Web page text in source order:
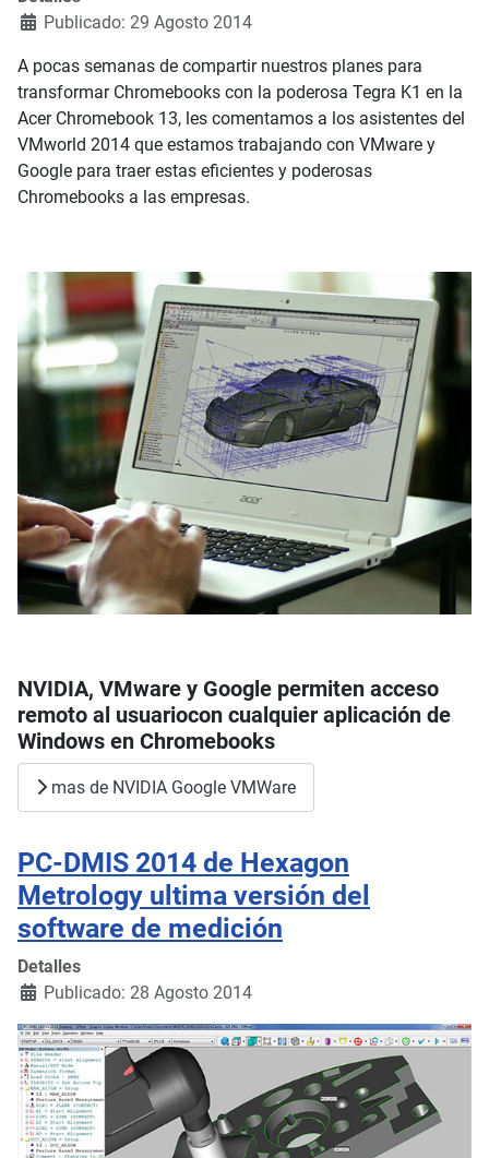
Publicado: 29 Agosto 2014
A pocas semanas de compartir nuestros planes para
transformar Chromebooks con la poderosa Tegra K1 en la
Acer Chromebook 13, les comentamos a los asistentes del
VMworld 2014 que estamos trabajando con VMware y
Google para traer estas eficientes y poderosas
Chromebooks a las empresas.
NVIDIA, VMware y Google permiten acceso
remoto al usuariocon cualquier aplicación de
Windows en Chromebooks
mas de NVIDIA Google VMWare
PC-DMIS 2014 de Hexagon
Metrology ultima versión del
software de medición
Detalles
Publicado: 28 Agosto 2014